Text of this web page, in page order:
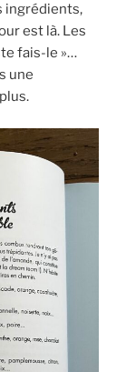
ingrédients,
est là. Les
fais-le »…
une